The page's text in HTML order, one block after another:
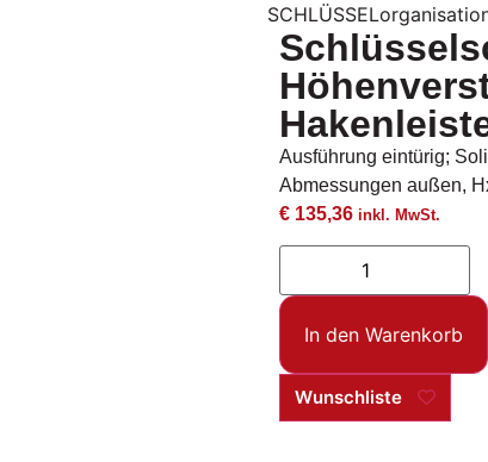
Ausführung eintürig;
Abmessungen außen,
€ 135,36 inkl. MwSt.
In den Warenkorb
Wunschliste